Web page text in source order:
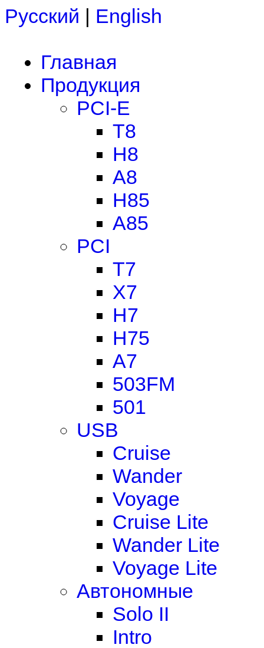
Русский | English
Главная
Продукция
PCI-E
T8
H8
A8
H85
A85
PCI
T7
X7
H7
H75
A7
503FM
501
USB
Cruise
Wander
Voyage
Cruise Lite
Wander Lite
Voyage Lite
Автономные
Solo II
Intro